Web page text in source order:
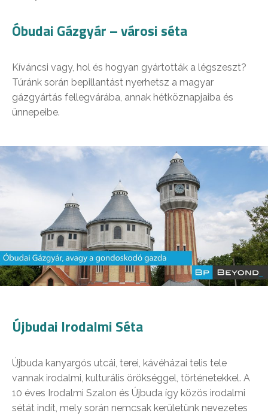
Óbudai Gázgyár – városi séta
Kíváncsi vagy, hol és hogyan gyártották a légszeszt?
Túránk során bepillantást nyerhetsz a magyar
gázgyártás fellegvárába, annak hétköznapjaiba és
ünnepeibe.
Újbudai Irodalmi Séta
Újbuda kanyargós utcái, terei, kávéházai telis tele
vannak irodalmi, kulturális örökséggel, történetekkel. A
10 éves Irodalmi Szalon és Újbuda így közös irodalmi
sétát indít, mely során nemcsak kerületünk nevezetes